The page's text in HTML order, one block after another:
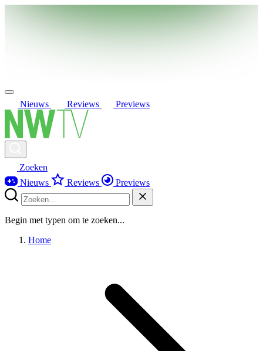
Nieuws Reviews Previews
Zoeken
Nieuws
Reviews Previews
Begin met typen om te zoeken...
Home